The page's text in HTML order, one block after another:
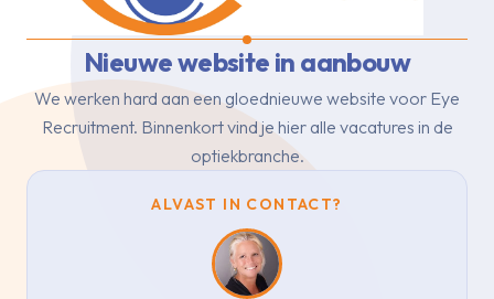
Nieuwe website in aanbouw
We werken hard aan een gloednieuwe website voor Eye
Recruitment. Binnenkort vind je hier alle vacatures in de
optiekbranche.
ALVAST IN CONTACT?